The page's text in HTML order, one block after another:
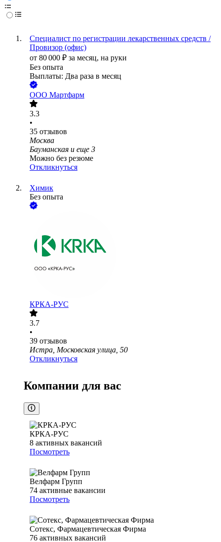
Специалист по регистрации лекарственных средств /
Провизор (офис)
от 80 000 ₽ за месяц, на руки
Без опыта
Выплаты: Два раза в месяц
ООО Мартфарм
3.3
•
35 отзывов
Москва
Бауманская и еще 3
Можно без резюме
Откликнуться
Химик
Без опыта
КРКА-РУС
3.7
•
39 отзывов
Истра, Московская улица, 50
Откликнуться
Компании для вас
КРКА-РУС
8 активных вакансий
Посмотреть
Велфарм Групп
74 активные вакансии
Посмотреть
Сотекс, Фармацевтическая Фирма
76 активных вакансий